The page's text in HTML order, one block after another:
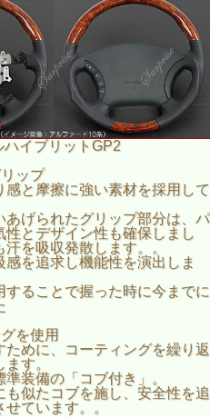
イブリットGP2
ップ
と摩擦に強い素材を採用して
あげられたグリップ部分は、パ
とデザイン性も確保しまし
を吸収発散します。。
を追求し機能性を演出しま
することで握った時に今までに
を使用
めに、コーティングを繰り返
す。
装備の「コブ付き」。
似たコブを施し、安全性を追
ています。。